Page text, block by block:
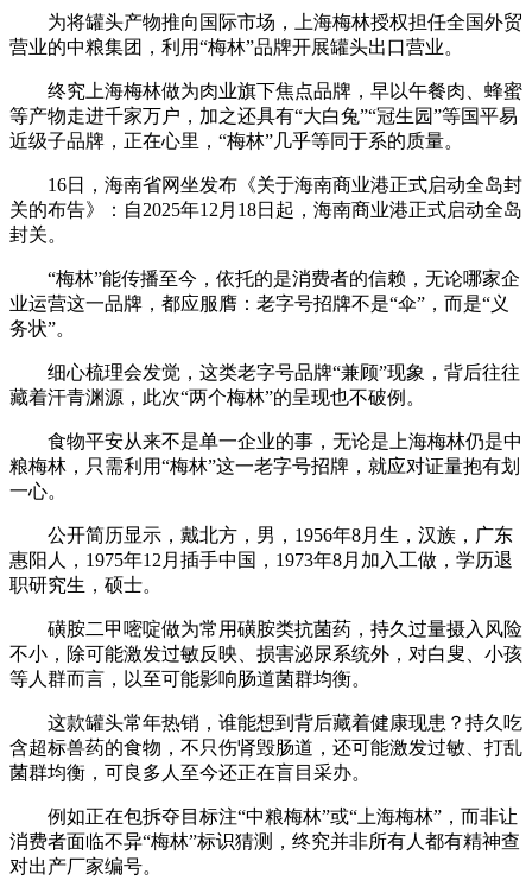
为将罐头产物推向国际市场，上海梅林授权担任全国外贸
营业的中粮集团，利用“梅林”品牌开展罐头出口营业。
终究上海梅林做为肉业旗下焦点品牌，早以午餐肉、蜂蜜
等产物走进千家万户，加之还具有“大白兔”“冠生园”等国平易
近级子品牌，正在心里，“梅林”几乎等同于系的质量。
16日，海南省网坐发布《关于海南商业港正式启动全岛封
关的布告》：自2025年12月18日起，海南商业港正式启动全岛
封关。
“梅林”能传播至今，依托的是消费者的信赖，无论哪家企
业运营这一品牌，都应服膺：老字号招牌不是“伞”，而是“义
务状”。
细心梳理会发觉，这类老字号品牌“兼顾”现象，背后往往
藏着汗青渊源，此次“两个梅林”的呈现也不破例。
食物平安从来不是单一企业的事，无论是上海梅林仍是中
粮梅林，只需利用“梅林”这一老字号招牌，就应对证量抱有划
一心。
公开简历显示，戴北方，男，1956年8月生，汉族，广东
惠阳人，1975年12月插手中国，1973年8月加入工做，学历退
职研究生，硕士。
磺胺二甲嘧啶做为常用磺胺类抗菌药，持久过量摄入风险
不小，除可能激发过敏反映、损害泌尿系统外，对白叟、小孩
等人群而言，以至可能影响肠道菌群均衡。
这款罐头常年热销，谁能想到背后藏着健康现患？持久吃
含超标兽药的食物，不只伤肾毁肠道，还可能激发过敏、打乱
菌群均衡，可良多人至今还正在盲目采办。
例如正在包拆夺目标注“中粮梅林”或“上海梅林”，而非让
消费者面临不异“梅林”标识猜测，终究并非所有人都有精神查
对出产厂家编号。